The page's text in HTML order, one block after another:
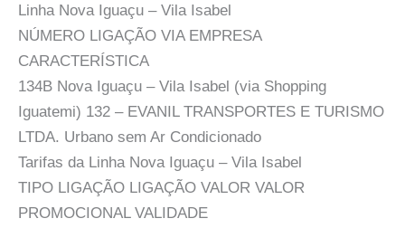
Linha Nova Iguaçu – Vila Isabel
NÚMERO LIGAÇÃO VIA EMPRESA
CARACTERÍSTICA
134B Nova Iguaçu – Vila Isabel (via Shopping
Iguatemi) 132 – EVANIL TRANSPORTES E TURISMO
LTDA. Urbano sem Ar Condicionado
Tarifas da Linha Nova Iguaçu – Vila Isabel
TIPO LIGAÇÃO LIGAÇÃO VALOR VALOR
PROMOCIONAL VALIDADE